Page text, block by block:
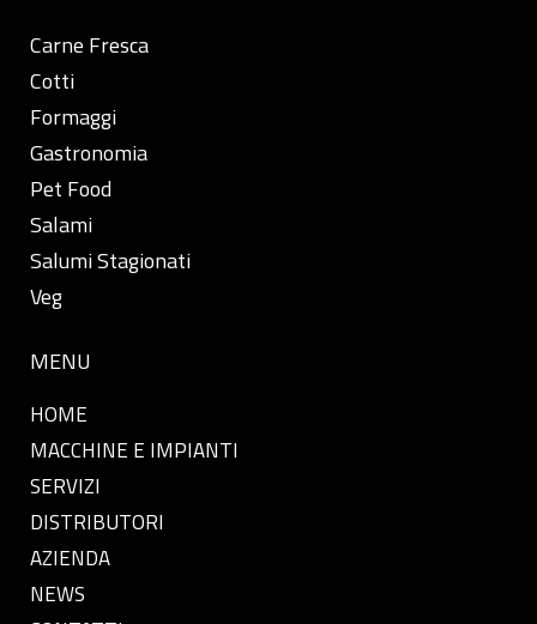
Carne Fresca
Cotti
Formaggi
Gastronomia
Pet Food
Salami
Salumi Stagionati
Veg
MENU
HOME
MACCHINE E IMPIANTI
SERVIZI
DISTRIBUTORI
AZIENDA
NEWS